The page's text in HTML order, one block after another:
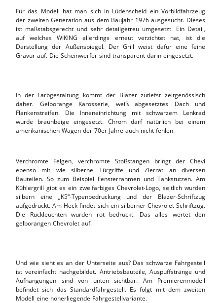
Für das Modell hat man sich in Lüdenscheid ein Vorbildfahrzeug
der zweiten Generation aus dem Baujahr 1976 ausgesucht. Dieses
ist maßstabsgerecht und sehr detailgetreu umgesetzt. Ein Detail,
auf welches WIKING allerdings erneut verzichtet hat, ist die
Darstellung der Außenspiegel. Der Grill weist dafür eine feine
Gravur auf. Die Scheinwerfer sind transparent darin eingesetzt.
In der Farbgestaltung kommt der Blazer zutiefst zeitgenössisch
daher. Gelborange Karosserie, weiß abgesetztes Dach und
Flankenstreifen. Die Inneneinrichtung mit schwarzem Lenkrad
wurde braunbeige eingesetzt. Chrom darf natürlich bei einem
amerikanischen Wagen der 70er-Jahre auch nicht fehlen.
Verchromte Felgen, verchromte Stoßstangen bringt der Chevi
ebenso mit wie silberne Türgriffe und Zierrat an diversen
Bauteilen. So zum Beispiel Fensterrahmen und Tankstutzen. Am
Kühlergrill gibt es ein zweifarbiges Chevrolet-Logo, seitlich wurden
silbern eine „K5“-Typenbedruckung und der Blazer-Schriftzug
aufgedruckt. Am Heck findet sich ein silberner Chevrolet-Schriftzug.
Die Rückleuchten wurden rot bedruckt. Das alles wertet den
gelborangen Chevrolet auf.
Und wie sieht es an der Unterseite aus? Das schwarze Fahrgestell
ist vereinfacht nachgebildet. Antriebsbauteile, Auspuffstränge und
Aufhängungen sind von unten sichtbar. Am Premierenmodell
befindet sich das Standardfahrgestell. Es folgt mit dem zweiten
Modell eine höherliegende Fahrgestellvariante.